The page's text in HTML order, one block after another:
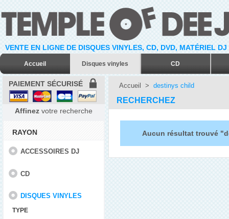
VENTE EN LIGNE DE DISQUES VINYLES, CD, DVD, MATÉRIEL
Accueil Disques vinyles CD
PAIEMENT SÉCURISÉ
Affinez votre recherche
RAYON
ACCESSOIRES DJ
CD
DISQUES VINYLES
TYPE
Accueil > destinys child
RECHERCHEZ
Aucun résultat trouvé